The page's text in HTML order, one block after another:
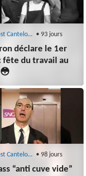
C'est Canteloup • 93 jours
déclare le 1er
fête du travail au
C'est Canteloup • 98 jours
“anti cuve vide”